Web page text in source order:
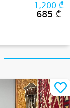
1,200 ₾
685 ₾